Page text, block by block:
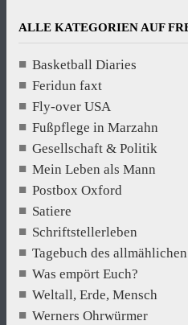
ALLE KATEGORIEN AUF
Basketball Diaries
Feridun faxt
Fly-over USA
Fußpflege in Marzahn
Gesellschaft & Politik
Mein Leben als Mann
Postbox Oxford
Satiere
Schriftstellerleben
Tagebuch des
Was empört Euch?
Weltall, Erde, Mensch
Werners Ohrwürmer